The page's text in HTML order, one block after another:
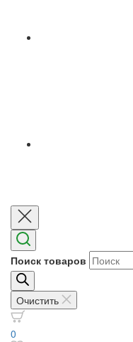
Поиск товаров
Очистить
0